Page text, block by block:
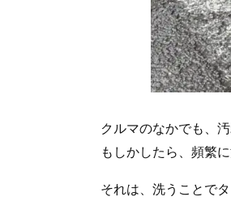
クルマのなかでも、
もしかしたら、頻繁
それは、洗うことで